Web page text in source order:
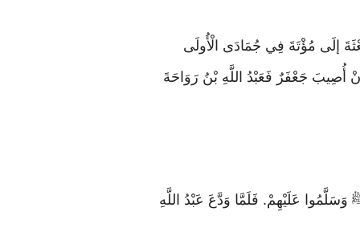
إلَى مُؤْتَةَ فِي جُمَادَى الْأُولَى
أُصِيبَ جَعْفَرٌ فَعَبْدُ اللَّهِ بْنُ رَوَاحَةَ
عَلَيْهِمْ. فَلَمَّا وَدَّعَ عَبْدُ اللَّهِ